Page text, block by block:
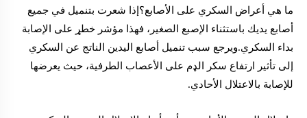
ما هي أعراض السكري على الأصابع؟إذا شعرت بتنميل في جميع
أصابع يديك باستثناء الإصبع الصغير، فهذا مؤشر خطړ على الإصابة
بداء السكري.ويرجع سبب تنميل أصابع اليدين الناتج عن السكري
إلى تأثير ارتفاع سكر الډم على الأعصاب الطرفية، حيث يعرضها
للإصابة بالاعتلال الأحادي.